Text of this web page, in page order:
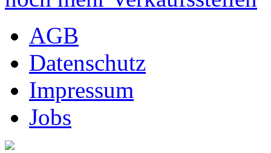
AGB
Datenschutz
Impressum
Jobs